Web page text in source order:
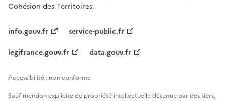
Cohésion des Territoires.
info.gouv.fr
service-public.fr
legifrance.gouv.fr
data.gouv.fr
Accessibilité : non conforme
Sauf mention explicite de propriété intellectuelle détenue par des tiers,